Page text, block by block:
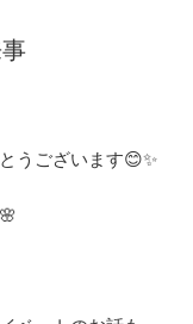
うございます😊✨